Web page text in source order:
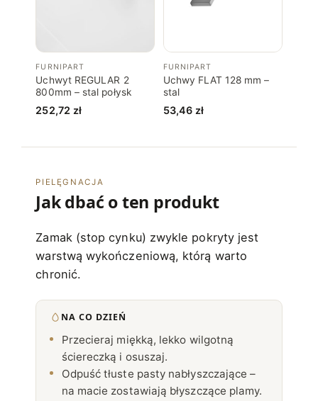
FURNIPART
Uchwyt REGULAR 2
800mm – stal połysk
252,72 zł
FURNIPART
Uchwy FLAT 128 mm –
stal
53,46 zł
PIELĘGNACJA
Jak dbać o ten produkt
Zamak (stop cynku) zwykle pokryty jest
warstwą wykończeniową, którą warto
chronić.
NA CO DZIEŃ
Przecieraj miękką, lekko wilgotną
ściereczką i osuszaj.
Odpuść tłuste pasty nabłyszczające –
na macie zostawiają błyszczące plamy.